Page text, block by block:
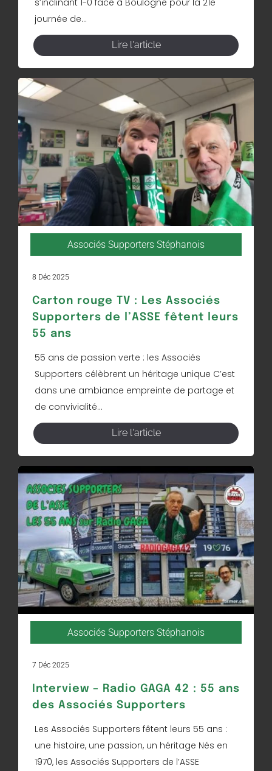
s’inclinant 1-0 face à Boulogne pour la 21e
journée de...
Lire l'article
Associés Supporters Stéphanois
8 Déc 2025
Carton rouge TV : Les Associés
Supporters de l’ASSE fêtent leurs
55 ans
55 ans de passion verte : les Associés
Supporters célèbrent un héritage unique C’est
dans une ambiance empreinte de partage et
de convivialité...
Lire l'article
Associés Supporters Stéphanois
7 Déc 2025
Interview – Radio GAGA 42 : 55 ans
des Associés Supporters
Les Associés Supporters fêtent leurs 55 ans :
une histoire, une passion, un héritage Nés en
1970, les Associés Supporters de l’ASSE